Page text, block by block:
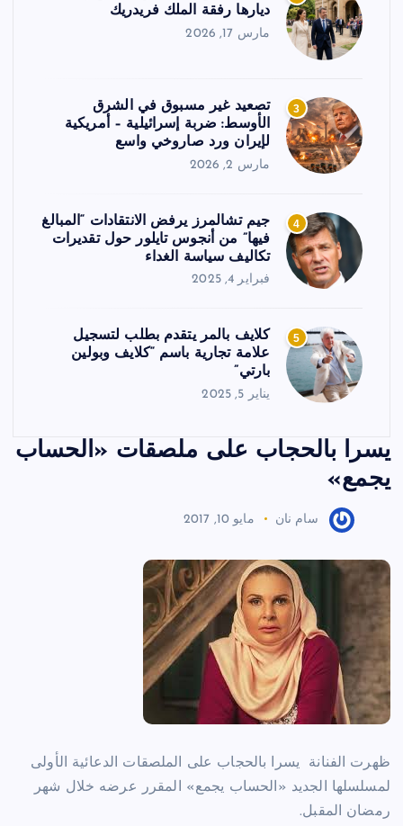
ديارها رفقة الملك فريدريك
مارس 17, 2026
3
تصعيد غير مسبوق في الشرق
الأوسط: ضربة إسرائيلية – أمريكية
لإيران ورد صاروخي واسع
مارس 2, 2026
4
جيم تشالمرز يرفض الانتقادات “المبالغ
فيها” من أنجوس تايلور حول تقديرات
تكاليف سياسة الغداء
فبراير 4, 2025
5
كلايف بالمر يتقدم بطلب لتسجيل
علامة تجارية باسم “كلايف وبولين
بارتي”
يناير 5, 2025
يسرا بالحجاب على ملصقات «الحساب
يجمع»
سام نان مايو 10, 2017
ظهرت الفنانة يسرا بالحجاب على الملصقات الدعائية الأولى
لمسلسلها الجديد «الحساب يجمع» المقرر عرضه خلال شهر
رمضان المقبل.